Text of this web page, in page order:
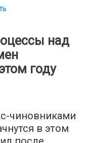
над
году
чиновниками
в этом